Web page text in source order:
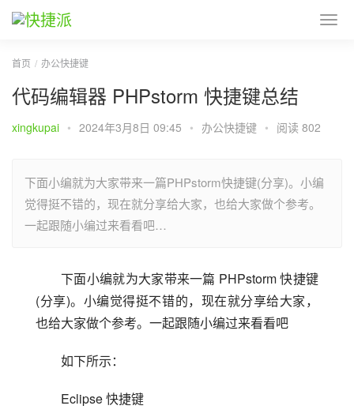
首页 办公快捷键
代码编辑器 PHPstorm 快捷键总结
xingkupai • 2024年3月8日 09:45 • 办公快捷键 • 阅读 802
下面小编就为大家带来一篇PHPstorm快捷键(分享)。小编
觉得挺不错的，现在就分享给大家，也给大家做个参考。
一起跟随小编过来看看吧…
下面小编就为大家带来一篇 PHPstorm 快捷键
(分享)。小编觉得挺不错的，现在就分享给大家，
也给大家做个参考。一起跟随小编过来看看吧
如下所示：
Eclipse 快捷键